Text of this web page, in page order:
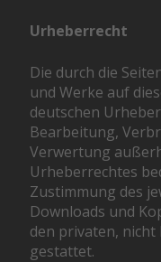
Urheberrecht
Die durch die
und Werke auf
deutschen
Bearbeitung,
Verwertung
Urheberrechtes
Zustimmung des
Downloads und
den privaten, nicht
gestattet.